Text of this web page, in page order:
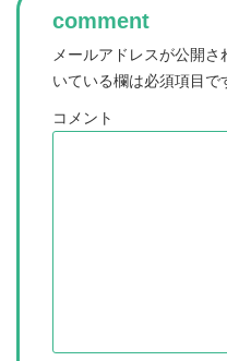
comment
メールアドレスが公開さ
いている欄は必須項目で
コメント